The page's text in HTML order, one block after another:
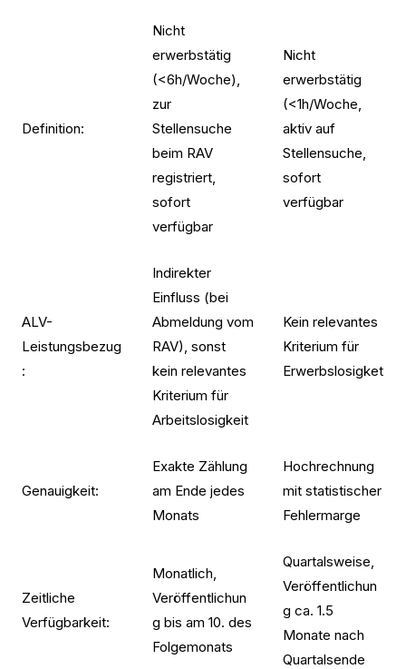
Definition:
Nicht
erwerbstätig
(<6h/Woche),
zur
Stellensuche
beim RAV
registriert,
sofort
verfügbar
Nicht
erwerbstätig
(<1h/Woche,
aktiv auf
Stellensuche,
sofort
verfügbar
ALV-
Leistungsbezug
:
Indirekter
Einfluss (bei
Abmeldung vom
RAV), sonst
kein relevantes
Kriterium für
Arbeitslosigkeit
Kein relevantes
Kriterium für
Erwerbslosigket
Genauigkeit:
Exakte Zählung
am Ende jedes
Monats
Hochrechnung
mit statistischer
Fehlermarge
Zeitliche
Verfügbarkeit:
Monatlich,
Veröffentlichun
g bis am 10. des
Folgemonats
Quartalsweise,
Veröffentlichun
g ca. 1.5
Monate nach
Quartalsende